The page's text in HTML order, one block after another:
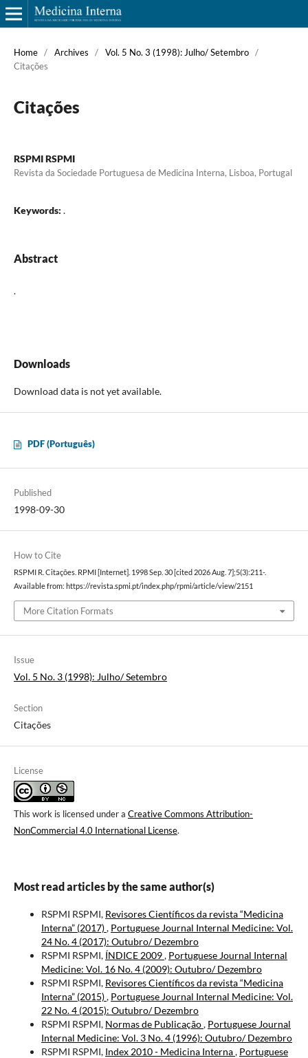
Home / Archives / Vol. 5 No. 3 (1998): Julho/ Setembro /
Citações
Citações
RSPMI RSPMI
Revista da Sociedade Portuguesa de Medicina Interna, Lisboa, Portugal
Keywords: .
Abstract
.
Downloads
Download data is not yet available.
PDF (Português)
Published
1998-09-30
How to Cite
RSPMI R. Citações. RPMI [Internet]. 1998 Sep. 30 [cited 2026 Aug. 7];5(3):211-.
Available from: https://revista.spmi.pt/index.php/rpmi/article/view/2151
More Citation Formats
Issue
Vol. 5 No. 3 (1998): Julho/ Setembro
Section
Citações
License
This work is licensed under a Creative Commons Attribution-
NonCommercial 4.0 International License.
Most read articles by the same author(s)
RSPMI RSPMI, Revisores Científicos da revista “Medicina
Interna” (2017), Portuguese Journal Internal Medicine: Vol.
24 No. 4 (2017): Outubro/ Dezembro
RSPMI RSPMI, ÍNDICE 2009, Portuguese Journal Internal
Medicine: Vol. 16 No. 4 (2009): Outubro/ Dezembro
RSPMI RSPMI, Revisores Científicos da revista “Medicina
Interna” (2015), Portuguese Journal Internal Medicine: Vol.
22 No. 4 (2015): Outubro/ Dezembro
RSPMI RSPMI, Normas de Publicação, Portuguese Journal
Internal Medicine: Vol. 3 No. 4 (1996): Outubro/ Dezembro
RSPMI RSPMI, Index 2010 - Medicina Interna, Portuguese